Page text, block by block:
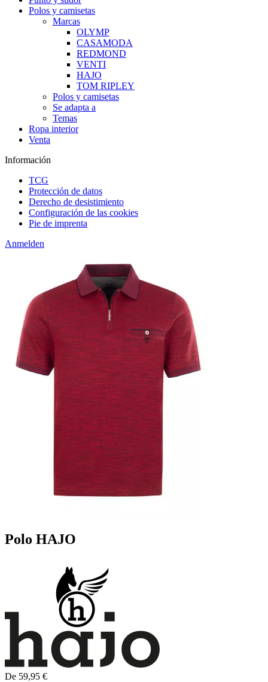
Polos y camisetas
Marcas
OLYMP
CASAMODA
REDMOND
VENTI
HAJO
TOM RIPLEY
Polos y camisetas
Se adapta a
Temas
Ropa interior
Venta
Información
TCG
Protección de datos
Derecho de desistimiento
Configuración de las cookies
Pie de imprenta
Anmelden
Polo HAJO
De 59,95 €